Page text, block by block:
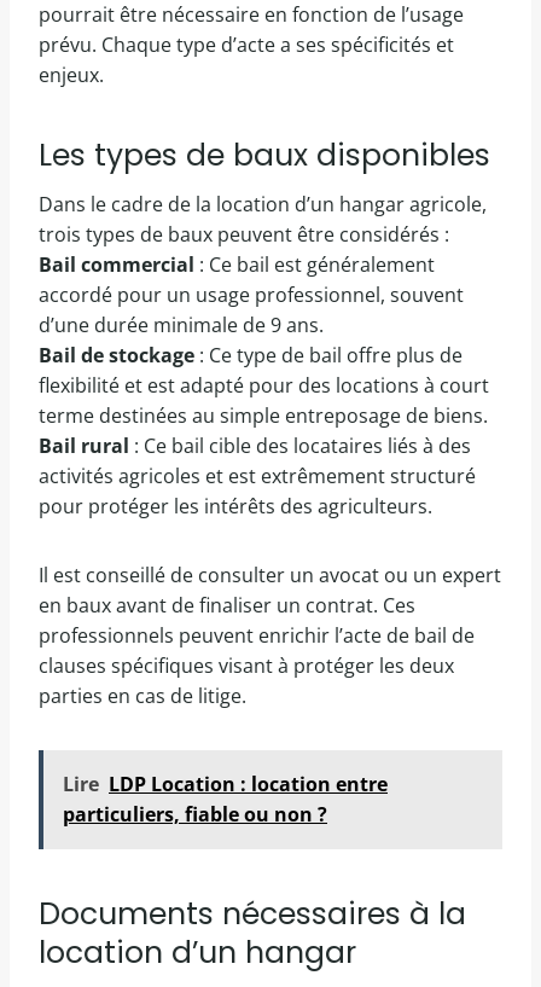
pourrait être nécessaire en fonction de l’usage
prévu. Chaque type d’acte a ses spécificités et
enjeux.
Les types de baux disponibles
Dans le cadre de la location d’un hangar agricole,
trois types de baux peuvent être considérés :
Bail commercial : Ce bail est généralement
accordé pour un usage professionnel, souvent
d’une durée minimale de 9 ans.
Bail de stockage : Ce type de bail offre plus de
flexibilité et est adapté pour des locations à court
terme destinées au simple entreposage de biens.
Bail rural : Ce bail cible des locataires liés à des
activités agricoles et est extrêmement structuré
pour protéger les intérêts des agriculteurs.
Il est conseillé de consulter un avocat ou un expert
en baux avant de finaliser un contrat. Ces
professionnels peuvent enrichir l’acte de bail de
clauses spécifiques visant à protéger les deux
parties en cas de litige.
Lire LDP Location : location entre
particuliers, fiable ou non ?
Documents nécessaires à la
location d’un hangar